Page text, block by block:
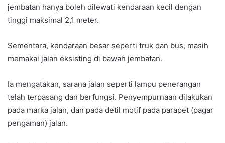
jembatan hanya boleh dilewati kendaraan kecil dengan
tinggi maksimal 2,1 meter.
Sementara, kendaraan besar seperti truk dan bus, masih
memakai jalan eksisting di bawah jembatan.
Ia mengatakan, sarana jalan seperti lampu penerangan
telah terpasang dan berfungsi. Penyempurnaan dilakukan
pada marka jalan, dan pada detil motif pada parapet (pagar
pengaman) jalan.